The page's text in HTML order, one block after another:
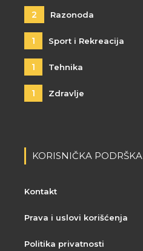
2 Razonoda
1 Sport i Rekreacija
1 Tehnika
1 Zdravlje
KORISNIČKA PODRŠKA
Kontakt
Prava i uslovi korišćenja
Politika privatnosti